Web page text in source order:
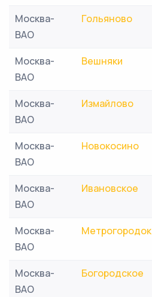
Москва-
ВАО
Гольяново
Москва-
ВАО
Вешняки
Москва-
ВАО
Измайлово
Москва-
ВАО
Новокосино
Москва-
ВАО
Ивановское
Москва-
ВАО
Метрогородок
Москва-
ВАО
Богородское